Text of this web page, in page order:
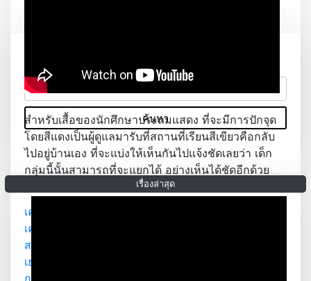
สำหรับเสื้อของนักศึกษาประถมแสดง ที่จะมีการปักจุด
โดยสีแดงเป็นผู้ดูแลมารับที่สถานที่เรียนสีเขียวคือกลับ
ไปอยู่บ้านเอง ที่จะแบ่งให้เห็นกันไปแจ้งชัดเลยว่า เด็ก
กลุ่มนี้นั้นสามารถที่จะแยกได้ อย่างเห็นได้ชัดอีกด้วย
ค้
น
ห
า
สำ
ห
:
เรื่องล่าสุด
เครดิตฟรี เกมสล็อต ที่ผู้เล่นชื่นชอบ ที่สุด โปรโมชั่น
เครดิตฟรี 100% กล่องสุ่มเฮงเฮง รับเครดิตฟรี ไลฟ์สด
สล็อต ยิงปลา กีฬา ไพ่ hengjing168 แจก เครดิตฟรี
เยอะที่สุด Top 26 by Daniele hengjing168d.com 2
ก.ย. 2569